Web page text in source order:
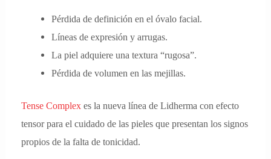
Pérdida de definición en el óvalo facial.
Líneas de expresión y arrugas.
La piel adquiere una textura “rugosa”.
Pérdida de volumen en las mejillas.
Tense Complexes la nueva línea de Lidherma con efecto
tensor para el cuidado de las pieles que presentan los signos
propios de la falta de tonicidad.